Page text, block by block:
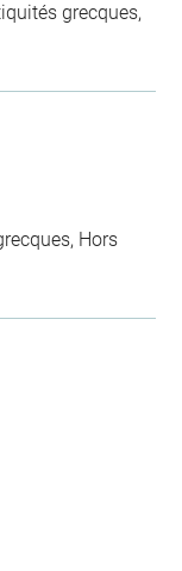
grecques,
Hors